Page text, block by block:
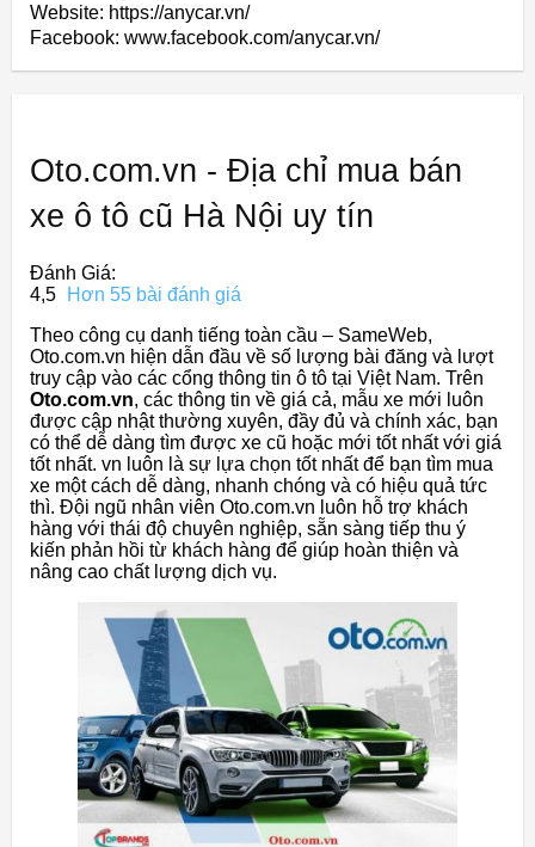
Website: https://anycar.vn/
Facebook: www.facebook.com/anycar.vn/
Oto.com.vn - Địa chỉ mua bán
xe ô tô cũ Hà Nội uy tín
Đánh Giá:
4,5
Hơn 55 bài đánh giá
Theo công cụ danh tiếng toàn cầu – SameWeb,
Oto.com.vn hiện dẫn đầu về số lượng bài đăng và lượt
truy cập vào các cổng thông tin ô tô tại Việt Nam. Trên
Oto.com.vn, các thông tin về giá cả, mẫu xe mới luôn
được cập nhật thường xuyên, đầy đủ và chính xác, bạn
có thể dễ dàng tìm được xe cũ hoặc mới tốt nhất với giá
tốt nhất. vn luôn là sự lựa chọn tốt nhất để bạn tìm mua
xe một cách dễ dàng, nhanh chóng và có hiệu quả tức
thì. Đội ngũ nhân viên Oto.com.vn luôn hỗ trợ khách
hàng với thái độ chuyên nghiệp, sẵn sàng tiếp thu ý
kiến ​​phản hồi từ khách hàng để giúp hoàn thiện và
nâng cao chất lượng dịch vụ.